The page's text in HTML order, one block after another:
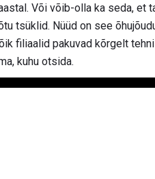
Või võib-olla ka seda, et
tsüklid. Nüüd on see
filiaalid pakuvad kõrgelt
kuhu otsida.